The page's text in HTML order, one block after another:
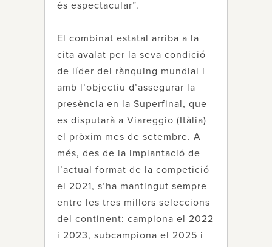
és espectacular”.
El combinat estatal arriba a la
cita avalat per la seva condició
de líder del rànquing mundial i
amb l’objectiu d’assegurar la
presència en la Superfinal, que
es disputarà a Viareggio (Itàlia)
el pròxim mes de setembre. A
més, des de la implantació de
l’actual format de la competició
el 2021, s’ha mantingut sempre
entre les tres millors seleccions
del continent: campiona el 2022
i 2023, subcampiona el 2025 i